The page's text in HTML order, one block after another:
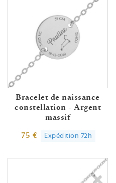
Bracelet de naissance
constellation - Argent
massif
75 € Expédition 72h